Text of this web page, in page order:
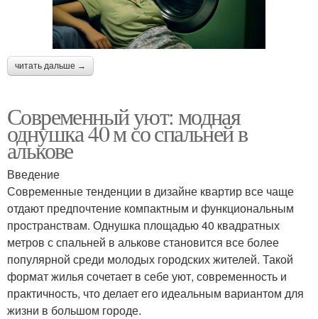
читать дальше →
Современный уют: модная
однушка 40 м со спальней в
алькове
Введение
Современные тенденции в дизайне квартир все чаще
отдают предпочтение компактным и функциональным
пространствам. Однушка площадью 40 квадратных
метров с спальней в алькове становится все более
популярной среди молодых городских жителей. Такой
формат жилья сочетает в себе уют, современность и
практичность, что делает его идеальным вариантом для
жизни в большом городе.